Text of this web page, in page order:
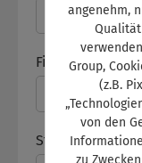
Firma*
Straße / Nr.*
angenehm,
Group,
(z.B.
von den
zu